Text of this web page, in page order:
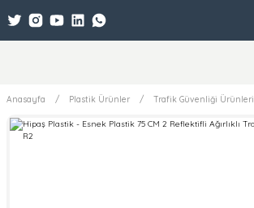
Anasayfa Plastik Ürünler Trafik Güvenliği Ürünleri